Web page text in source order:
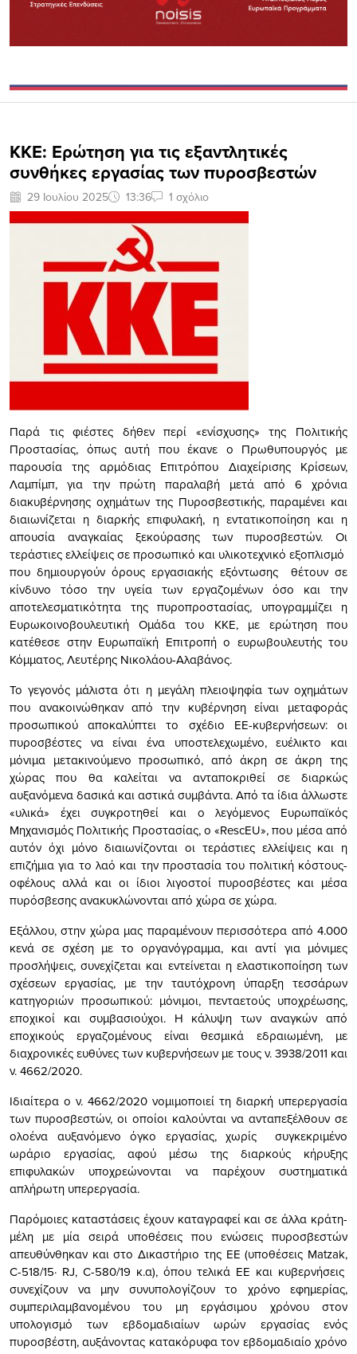
ΚΚΕ: Ερώτηση για τις εξαντλητικές
συνθήκες εργασίας των πυροσβεστών
29 Ιουλίου 2025 13:36 1 σχόλιο
Παρά τις φιέστες δήθεν περί «ενίσχυσης» της Πολιτικής
Προστασίας, όπως αυτή που έκανε ο Πρωθυπουργός με
παρουσία της αρμόδιας Επιτρόπου Διαχείρισης Κρίσεων,
Λαμπίμπ, για την πρώτη παραλαβή μετά από 6 χρόνια
διακυβέρνησης οχημάτων της Πυροσβεστικής, παραμένει και
διαιωνίζεται η διαρκής επιφυλακή, η εντατικοποίηση και η
απουσία αναγκαίας ξεκούρασης των πυροσβεστών. Οι
τεράστιες ελλείψεις σε προσωπικό και υλικοτεχνικό εξοπλισμό
που δημιουργούν όρους εργασιακής εξόντωσης θέτουν σε
κίνδυνο τόσο την υγεία των εργαζομένων όσο και την
αποτελεσματικότητα της πυροπροστασίας, υπογραμμίζει η
Ευρωκοινοβουλευτική Ομάδα του ΚΚΕ, με ερώτηση που
κατέθεσε στην Ευρωπαϊκή Επιτροπή ο ευρωβουλευτής του
Κόμματος, Λευτέρης Νικολάου-Αλαβάνος.
Το γεγονός μάλιστα ότι η μεγάλη πλειοψηφία των οχημάτων
που ανακοινώθηκαν από την κυβέρνηση είναι μεταφοράς
προσωπικού αποκαλύπτει το σχέδιο ΕΕ-κυβερνήσεων: οι
πυροσβέστες να είναι ένα υποστελεχωμένο, ευέλικτο και
μόνιμα μετακινούμενο προσωπικό, από άκρη σε άκρη της
χώρας που θα καλείται να ανταποκριθεί σε διαρκώς
αυξανόμενα δασικά και αστικά συμβάντα. Από τα ίδια άλλωστε
«υλικά» έχει συγκροτηθεί και ο λεγόμενος Ευρωπαϊκός
Μηχανισμός Πολιτικής Προστασίας, ο «RescEU», που μέσα από
αυτόν όχι μόνο διαιωνίζονται οι τεράστιες ελλείψεις και η
επιζήμια για το λαό και την προστασία του πολιτική κόστους-
οφέλους αλλά και οι ίδιοι λιγοστοί πυροσβέστες και μέσα
πυρόσβεσης ανακυκλώνονται από χώρα σε χώρα.
Εξάλλου, στην χώρα μας παραμένουν περισσότερα από 4.000
κενά σε σχέση με το οργανόγραμμα, και αντί για μόνιμες
προσλήψεις, συνεχίζεται και εντείνεται η ελαστικοποίηση των
σχέσεων εργασίας, με την ταυτόχρονη ύπαρξη τεσσάρων
κατηγοριών προσωπικού: μόνιμοι, πενταετούς υποχρέωσης,
εποχικοί και συμβασιούχοι. Η κάλυψη των αναγκών από
εποχικούς εργαζομένους είναι θεσμικά εδραιωμένη, με
διαχρονικές ευθύνες των κυβερνήσεων με τους ν. 3938/2011 και
ν. 4662/2020.
Ιδιαίτερα o ν. 4662/2020 νομιμοποιεί τη διαρκή υπερεργασία
των πυροσβεστών, οι οποίοι καλούνται να ανταπεξέλθουν σε
ολοένα αυξανόμενο όγκο εργασίας, χωρίς συγκεκριμένο
ωράριο εργασίας, αφού μέσω της διαρκούς κήρυξης
επιφυλακών υποχρεώνονται να παρέχουν συστηματικά
απλήρωτη υπερεργασία.
Παρόμοιες καταστάσεις έχουν καταγραφεί και σε άλλα κράτη-
μέλη με μία σειρά υποθέσεις που ενώσεις πυροσβεστών
απευθύνθηκαν και στο Δικαστήριο της ΕΕ (υποθέσεις Matzak,
C-518/15· RJ, C-580/19 κ.α), όπου τελικά ΕΕ και κυβερνήσεις
συνεχίζουν να μην συνυπολογίζουν το χρόνο εφημερίας,
συμπεριλαμβανομένου του μη εργάσιμου χρόνου στον
υπολογισμό των εβδομαδιαίων ωρών εργασίας ενός
πυροσβέστη, αυξάνοντας κατακόρυφα τον εβδομαδιαίο χρόνο